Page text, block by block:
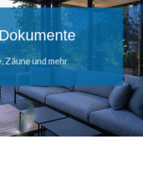
Zäune und mehr